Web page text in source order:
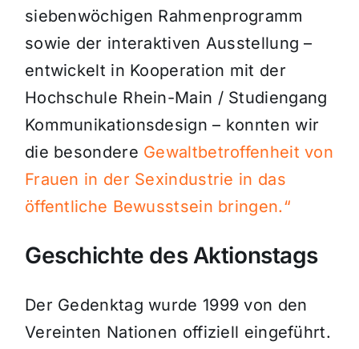
siebenwöchigen Rahmenprogramm
sowie der interaktiven Ausstellung –
entwickelt in Kooperation mit der
Hochschule Rhein-Main / Studiengang
Kommunikationsdesign – konnten wir
die besondere Gewaltbetroffenheit von
Frauen in der Sexindustrie in das
öffentliche Bewusstsein bringen.“
Geschichte des Aktionstags
Der Gedenktag wurde 1999 von den
Vereinten Nationen offiziell eingeführt.